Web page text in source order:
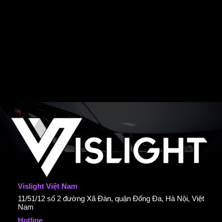
Vislight Việt Nam
11/51/12 số 2 đường Xã Đàn, quận Đống Đa, Hà Nội, Việt
Nam
Hotline